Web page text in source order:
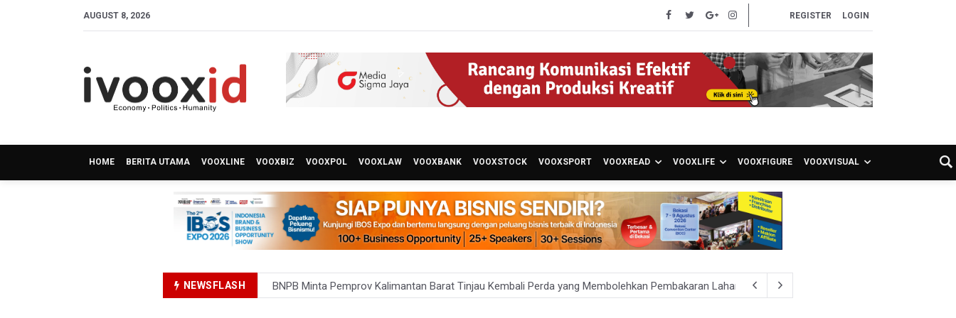
AUGUST 8, 2026 REGISTER LOGIN
HOME BERITA UTAMA VOOXLINE VOOXBIZ VOOXPOL VOOXLAW VOOXBANK VOOXSTOCK VOOXSPORT VOOXREAD VOOXLIFE VOOXFIGURE VOOXVISUAL
NEWSFLASH
BNPB Minta Pemprov Kalimantan Barat Tinjau Kembali Perda yang Membolehkan Pembakaran Lahan untuk Membuka Kebun Warga